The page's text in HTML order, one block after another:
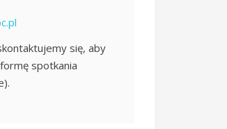
się, aby
spotkania